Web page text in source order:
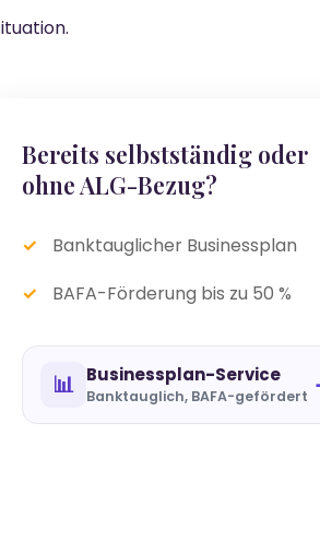
Bereits selbstständig oder
ohne ALG-Bezug?
Banktauglicher Businessplan
BAFA-Förderung bis zu 50 %
📊 Businessplan-Service
Banktauglich, BAFA-gefördert